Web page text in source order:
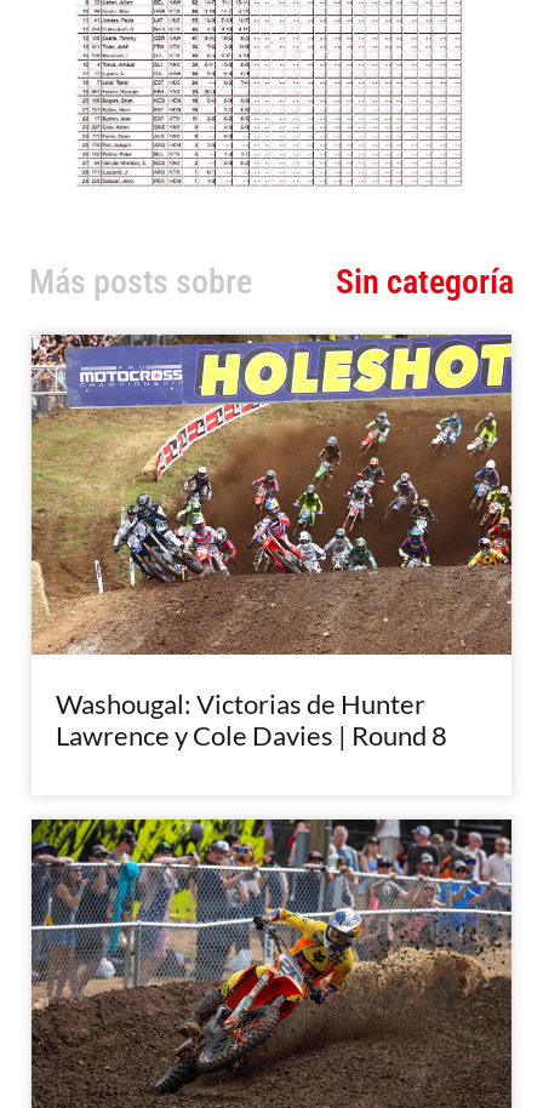
Más posts sobre Sin categoría
Washougal: Victorias de Hunter
Lawrence y Cole Davies | Round 8